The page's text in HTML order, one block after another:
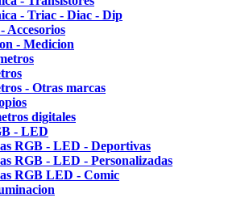
- Triac - Diac - Dip
Accesorios
- Medicion
- Otras marcas
digitales
- LED
RGB - LED - Deportivas
RGB - LED - Personalizadas
RGB LED - Comic